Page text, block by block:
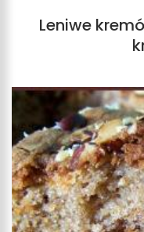
Leniwe